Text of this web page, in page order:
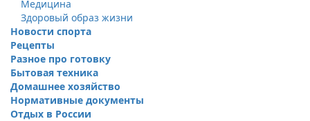
Медицина
Здоровый образ жизни
Новости спорта
Рецепты
Разное про готовку
Бытовая техника
Домашнее хозяйство
Нормативные документы
Отдых в России